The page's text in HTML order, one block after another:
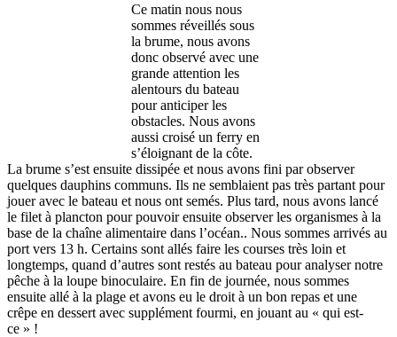
Ce matin nous nous
sommes réveillés sous
la brume, nous avons
donc observé avec une
grande attention les
alentours du bateau
pour anticiper les
obstacles. Nous avons
aussi croisé un ferry en
s’éloignant de la côte.
La brume s’est ensuite dissipée et nous avons fini par observer
quelques dauphins communs. Ils ne semblaient pas très partant pour
jouer avec le bateau et nous ont semés. Plus tard, nous avons lancé
le filet à plancton pour pouvoir ensuite observer les organismes à la
base de la chaîne alimentaire dans l’océan.. Nous sommes arrivés au
port vers 13 h. Certains sont allés faire les courses très loin et
longtemps, quand d’autres sont restés au bateau pour analyser notre
pêche à la loupe binoculaire. En fin de journée, nous sommes
ensuite allé à la plage et avons eu le droit à un bon repas et une
crêpe en dessert avec supplément fourmi, en jouant au « qui est-
ce » !